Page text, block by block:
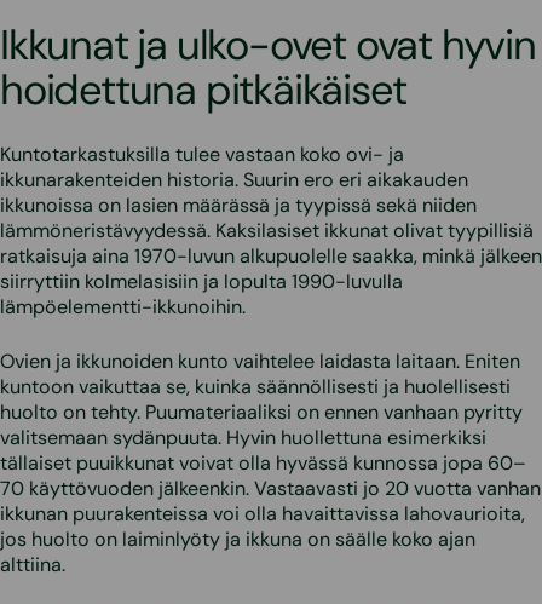
Ikkunat ja ulko-ovet ovat hyvin
hoidettuna pitkäikäiset
Kuntotarkastuksilla tulee vastaan koko ovi- ja
ikkunarakenteiden historia. Suurin ero eri aikakauden
ikkunoissa on lasien määrässä ja tyypissä sekä niiden
lämmöneristävyydessä. Kaksilasiset ikkunat olivat tyypillisiä
ratkaisuja aina 1970-luvun alkupuolelle saakka, minkä jälkeen
siirryttiin kolmelasisiin ja lopulta 1990-luvulla
lämpöelementti-ikkunoihin.
Ovien ja ikkunoiden kunto vaihtelee laidasta laitaan. Eniten
kuntoon vaikuttaa se, kuinka säännöllisesti ja huolellisesti
huolto on tehty. Puumateriaaliksi on ennen vanhaan pyritty
valitsemaan sydänpuuta. Hyvin huollettuna esimerkiksi
tällaiset puuikkunat voivat olla hyvässä kunnossa jopa 60–
70 käyttövuoden jälkeenkin. Vastaavasti jo 20 vuotta vanhan
ikkunan puurakenteissa voi olla havaittavissa lahovaurioita,
jos huolto on laiminlyöty ja ikkuna on säälle koko ajan
alttiina.